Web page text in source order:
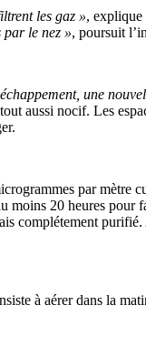
les gaz »,
par le nez », poursuit
une
aussi nocif. Les
par mètre
moins 20 heures pour
complétement
à aérer dans la